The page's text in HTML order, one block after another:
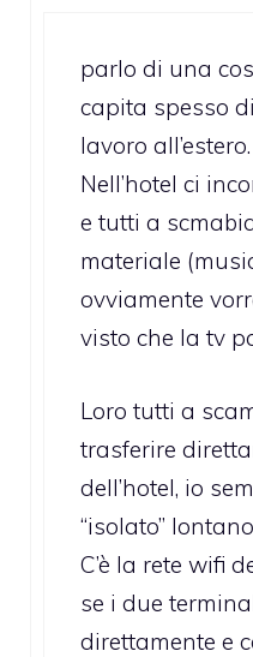
parlo di una
capita spesso
lavoro all’estero.
Nell’hotel ci
e tutti a
materiale
ovviamente
visto che la tv
Loro tutti a
trasferire
dell’hotel, io
“isolato”
C’è la rete wifi
se i due
direttamente e